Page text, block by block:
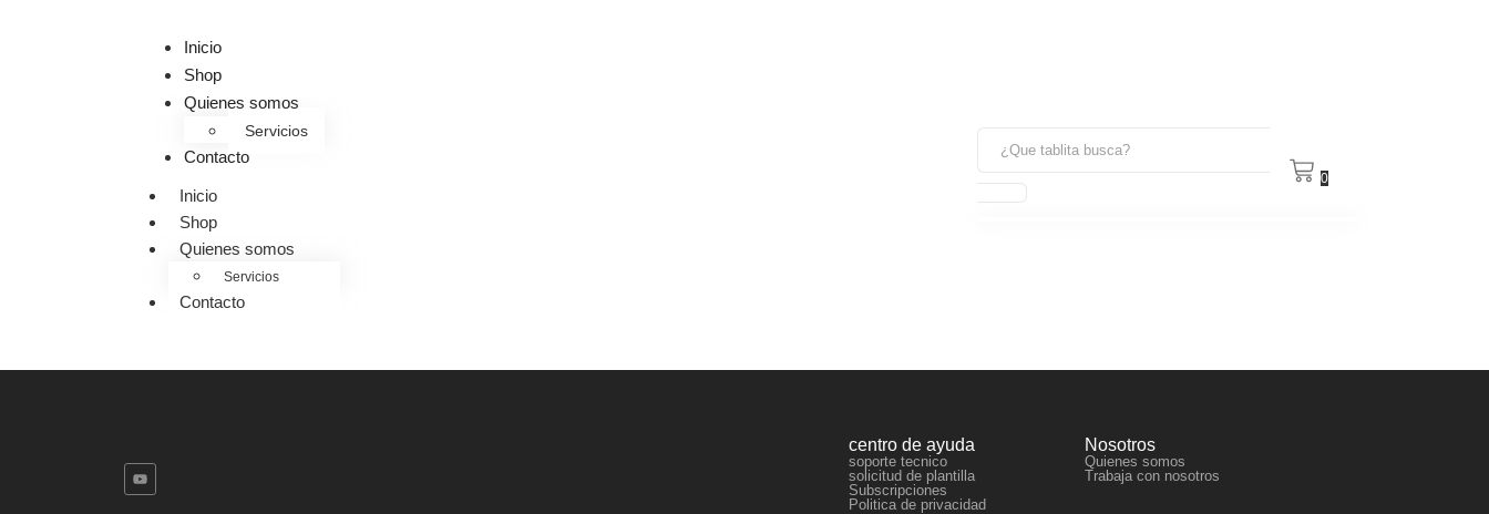
Inicio
Shop
Quienes somos
Servicios
Contacto
Inicio
Shop
Quienes somos
Servicios
Contacto
0
centro de ayuda
soporte tecnico
solicitud de plantilla
Subscripciones
Politica de privacidad
Nosotros
Quienes somos
Trabaja con nosotros